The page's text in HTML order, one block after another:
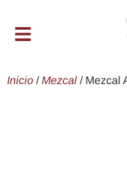
Inicio /Mezcal / Mezcal